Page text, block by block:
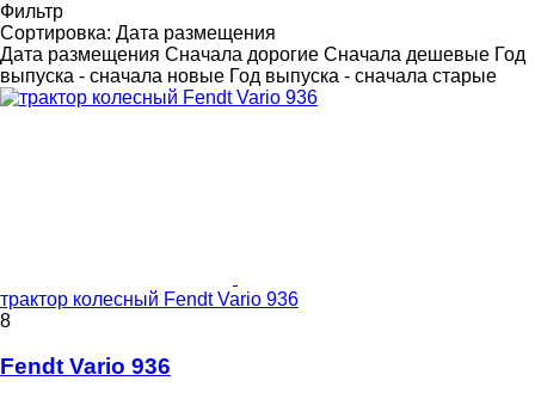
Фильтр
Сортировка: Дата размещения
Дата размещения Сначала дорогие Сначала дешевые Год
выпуска - сначала новые Год выпуска - сначала старые
трактор колесный Fendt Vario 936
8
Fendt Vario 936